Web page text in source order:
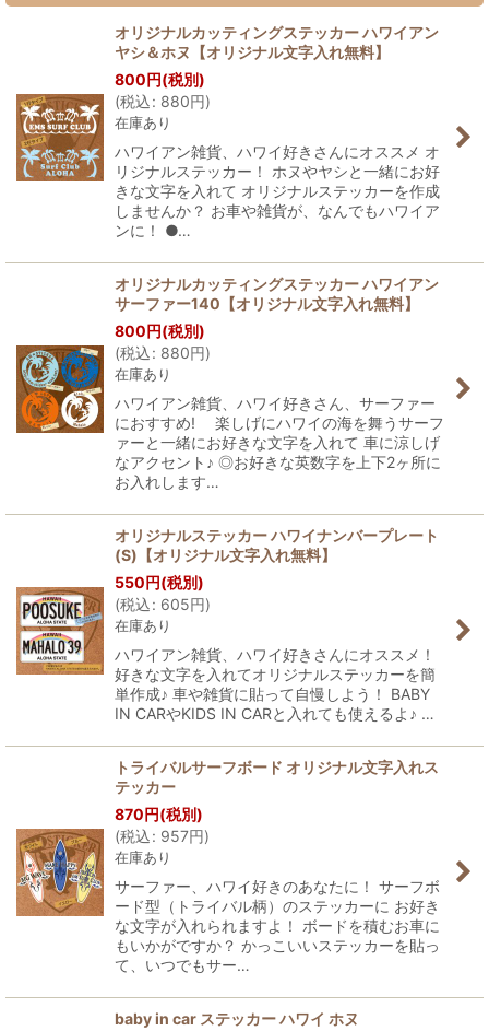
オリジナルカッティングステッカー ハワイアン
ヤシ＆ホヌ【オリジナル文字入れ無料】
800円(税別)
(税込: 880円)
在庫あり
ハワイアン雑貨、ハワイ好きさんにオススメ オ
リジナルステッカー！ ホヌやヤシと一緒にお好
きな文字を入れて オリジナルステッカーを作成
しませんか？ お車や雑貨が、なんでもハワイア
ンに！ ●…
オリジナルカッティングステッカー ハワイアン
サーファー140【オリジナル文字入れ無料】
800円(税別)
(税込: 880円)
在庫あり
ハワイアン雑貨、ハワイ好きさん、サーファー
におすすめ! 楽しげにハワイの海を舞うサーフ
ァーと一緒にお好きな文字を入れて 車に涼しげ
なアクセント♪ ◎お好きな英数字を上下2ヶ所に
お入れします…
オリジナルステッカー ハワイナンバープレート
(S)【オリジナル文字入れ無料】
550円(税別)
(税込: 605円)
在庫あり
ハワイアン雑貨、ハワイ好きさんにオススメ！
好きな文字を入れてオリジナルステッカーを簡
単作成♪ 車や雑貨に貼って自慢しよう！ BABY
IN CARやKIDS IN CARと入れても使えるよ♪ …
トライバルサーフボード オリジナル文字入れス
テッカー
870円(税別)
(税込: 957円)
在庫あり
サーファー、ハワイ好きのあなたに！ サーフボ
ード型（トライバル柄）のステッカーに お好き
な文字が入れられますよ！ ボードを積むお車に
もいかがですか？ かっこいいステッカーを貼っ
て、いつでもサー…
baby in car ステッカー ハワイ ホヌ